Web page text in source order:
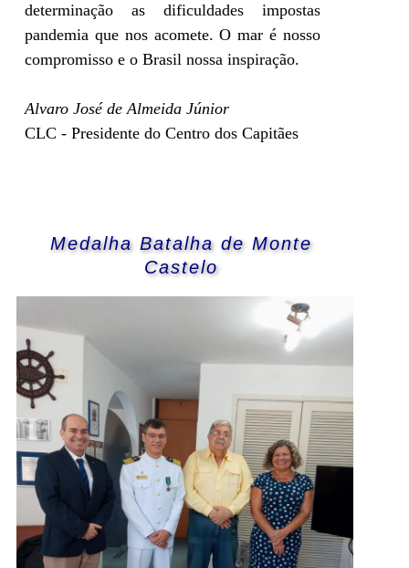
determinação as dificuldades impostas
pandemia que nos acomete. O mar é nosso
compromisso e o Brasil nossa inspiração.
Alvaro José de Almeida Júnior
CLC - Presidente do Centro dos Capitães
Medalha Batalha de Monte
Castelo